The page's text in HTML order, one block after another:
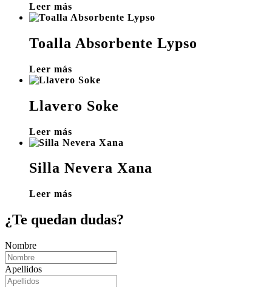
Leer más
Toalla Absorbente Lypso
Leer más
Llavero Soke
Leer más
Silla Nevera Xana
Leer más
¿Te quedan dudas?
Nombre
Apellidos